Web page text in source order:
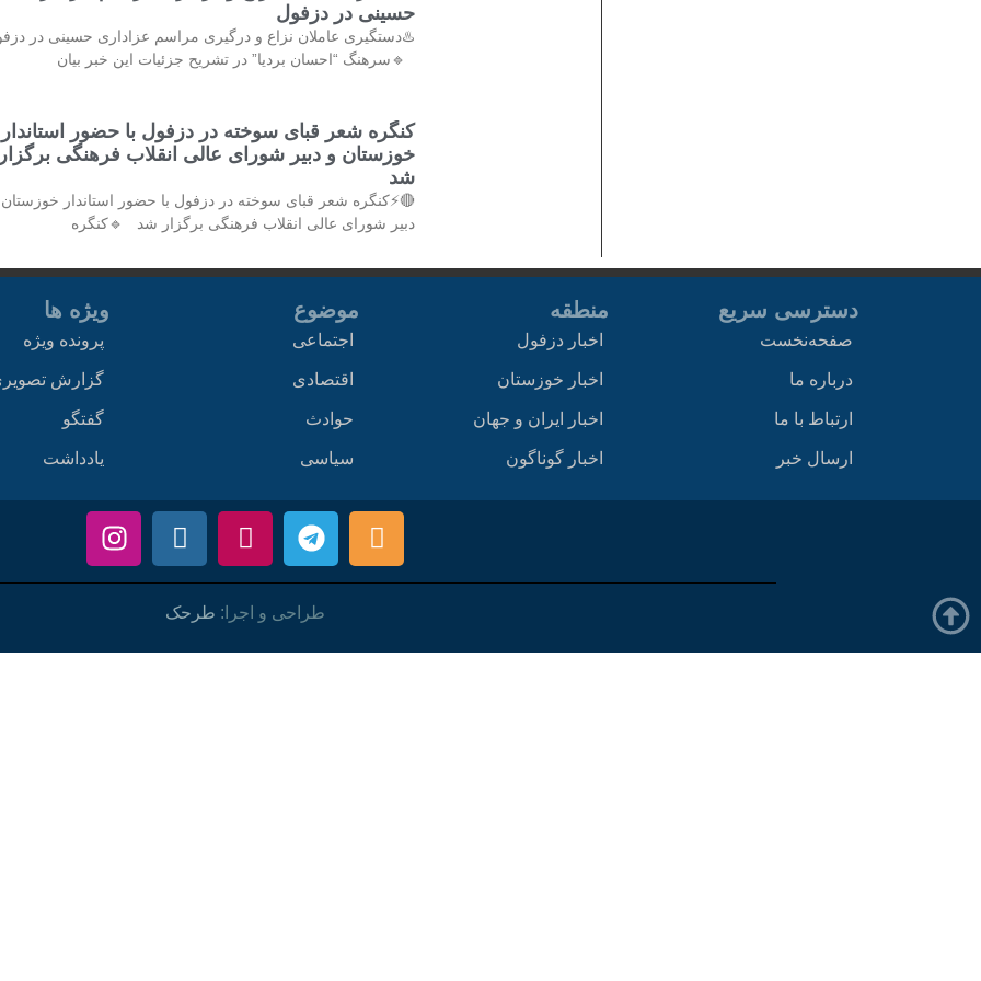
حسینی در دزفول
♨️دستگیری عاملان نزاع و درگیری مراسم عزاداری حسینی در
🔹سرهنگ “احسان بردیا” در تشریح جزئیات این خبر بیان
کنگره شعر قبای سوخته در دزفول با حضور استاندار
خوزستان و دبیر شورای عالی انقلاب فرهنگی برگزار
شد
🔴⚡کنگره شعر قبای سوخته در دزفول با حضور استاندار
دبیر شورای عالی انقلاب فرهنگی برگزار شد 🔹کنگره
دسترسی سریع
صفحه‌نخست
درباره ما
ارتباط با ما
ارسال خبر
منطقه
اخبار دزفول
اخبار خوزستان
اخبار ایران و جهان
اخبار گوناگون
موضوع
اجتماعی
اقتصادی
حوادث
سیاسی
ویژه ها
پرونده ویژه
گزارش
گفتگو
یادداشت
طراحی و اجرا: طرحک